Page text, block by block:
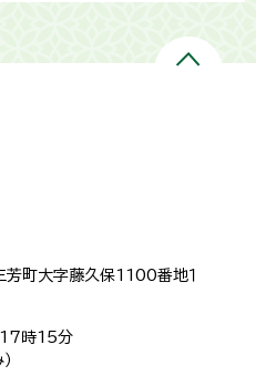
芳町大字藤久保1100番地１
17時15分